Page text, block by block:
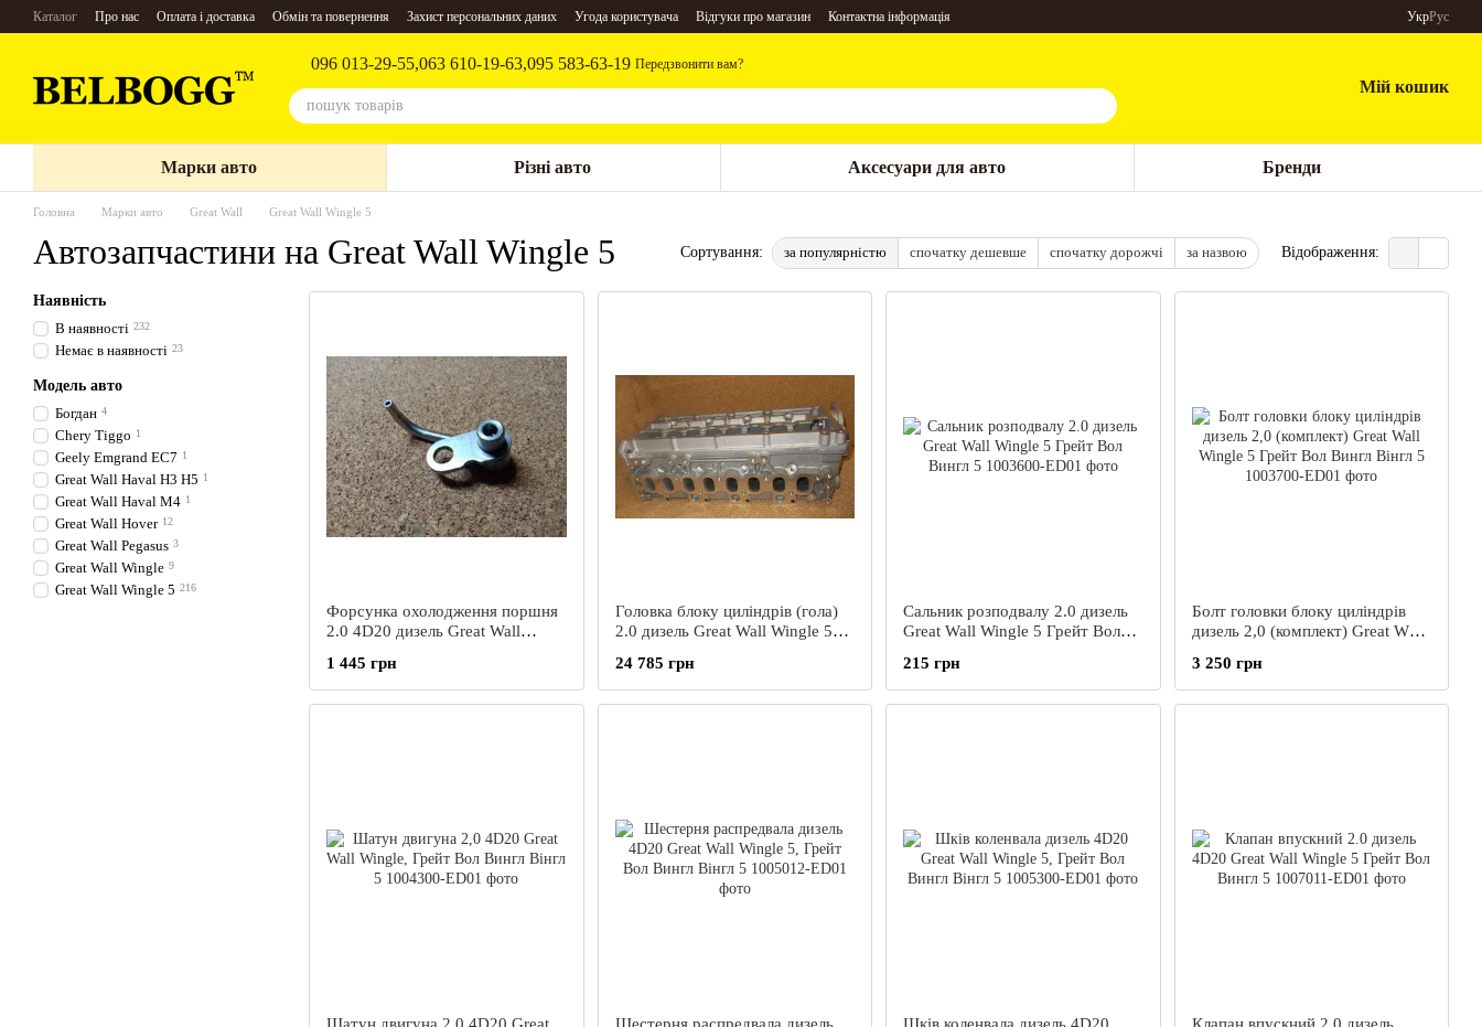
Перейти до основного контенту
Каталог Про нас Оплата і доставка Обмін та повернення Захист персональних даних Угода користувача Відгуки про магазин Контактна інформація УкрРус
096 013-29-55,063 610-19-63,095 583-63-19 Передзвонити вам?
Мій кошик
Марки авто Різні авто Аксесуари для авто Бренди
Головна Марки авто Great Wall Great Wall Wingle 5
Автозапчастини на Great Wall Wingle 5 Сортування: за популярністю спочатку дешевше спочатку дорожчі за назвою Відображення:
Форсунка охолодження поршня
2.0 4D20 дизель Great Wall
1 445 грн
Головка блоку циліндрів (гола)
2.0 дизель Great Wall Wingle 5
24 785 грн
Сальник розподвалу 2.0 дизель
Great Wall Wingle 5 Грейт Вол
215 грн
Болт головки блоку циліндрів
дизель 2,0 (комплект) Great Wall
5
3 250 грн
Наявність
В наявності 232
Немає в наявності 23
Модель авто
Богдан 4
Chery Tiggo 1
Geely Emgrand EC7 1
Great Wall Haval Н3 H5 1
Great Wall Haval M4 1
Great Wall Hover 12
Great Wall Pegasus 3
Great Wall Wingle 9
Great Wall Wingle 5 216